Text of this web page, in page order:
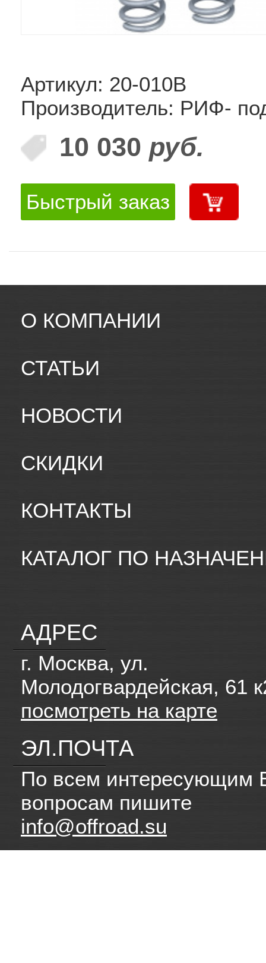
Артикул: 20-010B
Производитель: РИФ-
10 030 руб.
Быстрый заказ
О КОМПАНИИ
СТАТЬИ
НОВОСТИ
СКИДКИ
КОНТАКТЫ
КАТАЛОГ ПО
АДРЕС
г. Москва, ул.
Молодогвардейская, 61
посмотреть на карте
ЭЛ.ПОЧТА
По всем интересующим
вопросам пишите
info@offroad.su